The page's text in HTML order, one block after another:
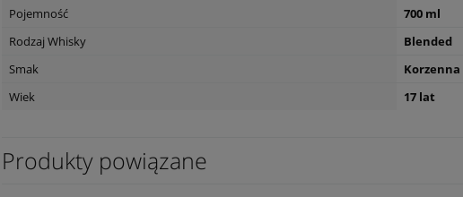
Wino Bonfils L'Esparrou Rose 0,75L
Wino Tagaro Passo del Sud
Pojemność
700 ml
Rodzaj Whisky
Blended
Smak
Korzenna
Wiek
17 lat
Produkty powiązane